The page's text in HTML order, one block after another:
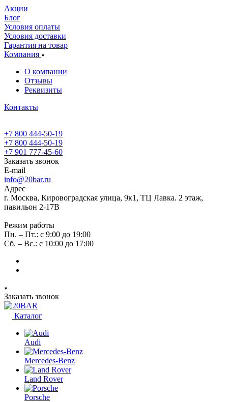
Акции
Блог
Условия оплаты
Условия доставки
Гарантия на товар
Компания
О компании
Отзывы
Реквизиты
Контакты
+7 800 444-50-19
+7 800 444-50-19
+7 901 777-45-60
Заказать звонок
E-mail
info@20bar.ru
Адрес
г. Москва, Кировоградская улица, 9к1, ТЦ Лавка. 2 этаж,
павильон 2-17В
Режим работы
Пн. – Пт.: с 9:00 до 19:00
Сб. – Вс.: с 10:00 до 17:00
Заказать звонок
Каталог
Audi
Mercedes-Benz
Land Rover
Porsche